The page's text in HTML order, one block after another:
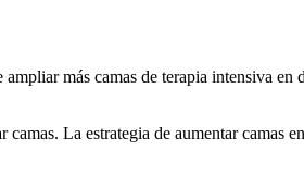
más camas de terapia intensiva en
La estrategia de aumentar camas